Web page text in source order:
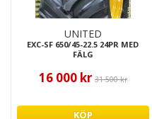
UNITED
EXC-SF 650/45-22.5 24PR MED
FÄLG
16 000 kr 31 500 kr
KÖP